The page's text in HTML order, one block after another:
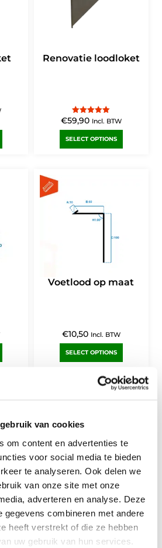
van cookies
om content en advertenties te
voor social media te bieden
te analyseren. Ook delen we
van onze site met onze
adverteren en analyse. Deze
gegevens combineren met andere
heeft verstrekt of die ze hebben
uw gebruik van hun services.
Renovatie loodloket
Gewaardeerd
€59,90 Incl. BTW
SELECT OPTIONS
Voetlood op maat
€10,50 Incl. BTW
SELECT OPTIONS
Bladlood 18 ponds rol
25 cm x 100 cm